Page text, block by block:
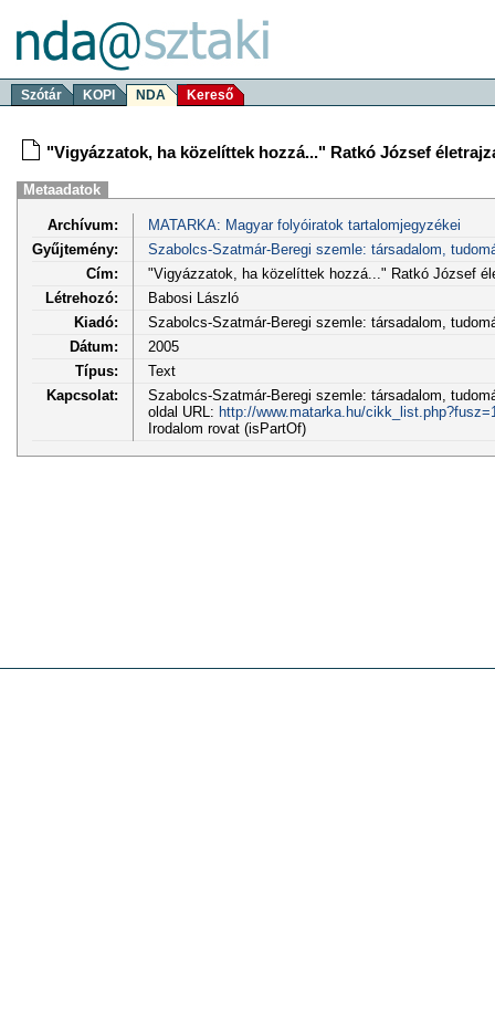
Szótár KOPI NDA Kereső
"Vigyázzatok, ha közelíttek hozzá..." Ratkó József
Metaadatok
Archívum:
MATARKA: Magyar folyóiratok tartalomjegyzékei
Gyűjtemény:
Szabolcs-Szatmár-Beregi szemle: társadalom,
Cím:
"Vigyázzatok, ha közelíttek hozzá..." Ratkó József
Létrehozó:
Babosi László
Kiadó:
Szabolcs-Szatmár-Beregi szemle: társadalom,
Dátum:
2005
Típus:
Text
Kapcsolat:
Szabolcs-Szatmár-Beregi szemle: társadalom,
oldal URL: http://www.matarka.hu/
Irodalom rovat (isPartOf)